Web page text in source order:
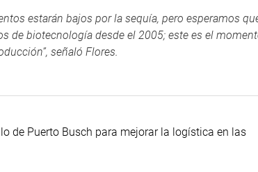
estarán bajos por la sequía, pero esperamos
de biotecnología desde el 2005; este es el
señaló Flores.
de Puerto Busch para mejorar la logística en las